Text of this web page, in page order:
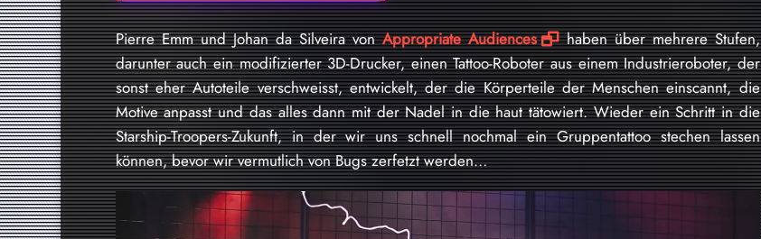
Pierre Emm und Johan da Silveira vonAppropriate Audiences
haben über mehrere Stufen,
darunter auch ein modifizierter 3D-Drucker, einen Tattoo-Roboter aus einem Industrieroboter, der
sonst eher Autoteile verschweisst, entwickelt, der die Körperteile der Menschen einscannt, die
Motive anpasst und das alles dann mit der Nadel in die haut tätowiert. Wieder ein Schritt in die
Starship-Troopers-Zukunft, in der wir uns schnell nochmal ein Gruppentattoo stechen lassen
können, bevor wir vermutlich von Bugs zerfetzt werden…